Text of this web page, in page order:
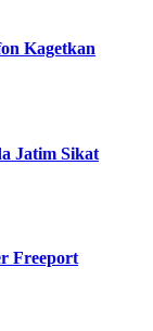
Kagetkan
Jatim Sikat
Freeport